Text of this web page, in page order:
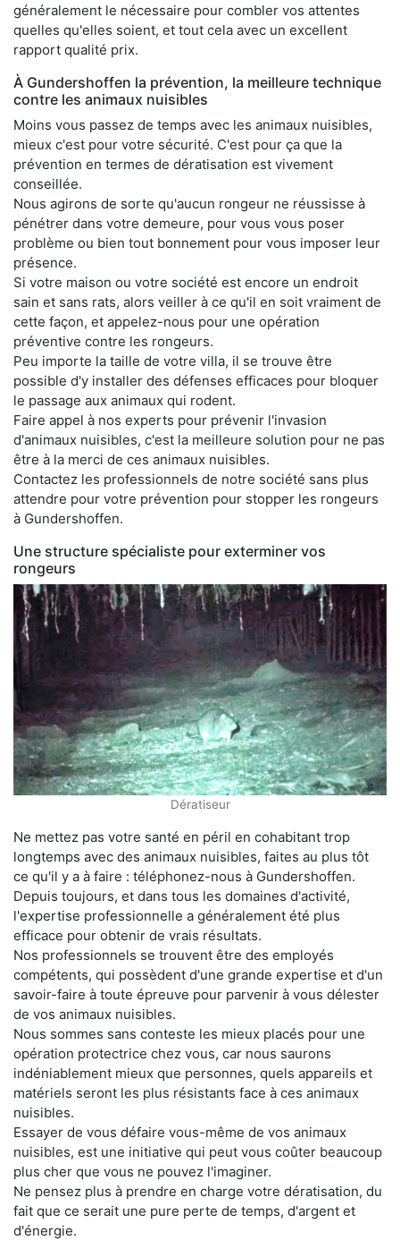
généralement le nécessaire pour combler vos attentes
quelles qu'elles soient, et tout cela avec un excellent
rapport qualité prix.
À Gundershoffen la prévention, la meilleure technique
contre les animaux nuisibles
Moins vous passez de temps avec les animaux nuisibles,
mieux c'est pour votre sécurité. C'est pour ça que la
prévention en termes de dératisation est vivement
conseillée.
Nous agirons de sorte qu'aucun rongeur ne réussisse à
pénétrer dans votre demeure, pour vous vous poser
problème ou bien tout bonnement pour vous imposer leur
présence.
Si votre maison ou votre société est encore un endroit
sain et sans rats, alors veiller à ce qu'il en soit vraiment de
cette façon, et appelez-nous pour une opération
préventive contre les rongeurs.
Peu importe la taille de votre villa, il se trouve être
possible d'y installer des défenses efficaces pour bloquer
le passage aux animaux qui rodent.
Faire appel à nos experts pour prévenir l'invasion
d'animaux nuisibles, c'est la meilleure solution pour ne pas
être à la merci de ces animaux nuisibles.
Contactez les professionnels de notre société sans plus
attendre pour votre prévention pour stopper les rongeurs
à Gundershoffen.
Une structure spécialiste pour exterminer vos
rongeurs
Dératiseur
Ne mettez pas votre santé en péril en cohabitant trop
longtemps avec des animaux nuisibles, faites au plus tôt
ce qu'il y a à faire : téléphonez-nous à Gundershoffen.
Depuis toujours, et dans tous les domaines d'activité,
l'expertise professionnelle a généralement été plus
efficace pour obtenir de vrais résultats.
Nos professionnels se trouvent être des employés
compétents, qui possèdent d'une grande expertise et d'un
savoir-faire à toute épreuve pour parvenir à vous délester
de vos animaux nuisibles.
Nous sommes sans conteste les mieux placés pour une
opération protectrice chez vous, car nous saurons
indéniablement mieux que personnes, quels appareils et
matériels seront les plus résistants face à ces animaux
nuisibles.
Essayer de vous défaire vous-même de vos animaux
nuisibles, est une initiative qui peut vous coûter beaucoup
plus cher que vous ne pouvez l'imaginer.
Ne pensez plus à prendre en charge votre dératisation, du
fait que ce serait une pure perte de temps, d'argent et
d'énergie.